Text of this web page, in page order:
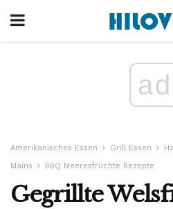
ad
Amerikanisches Essen Grill Essen
Mains
BBQ Meeresfrüchte Rezepte
Gegrillte